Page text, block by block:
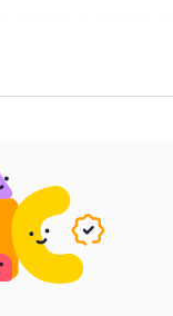
которого
как
Жоан первый
Эта
Вокруг